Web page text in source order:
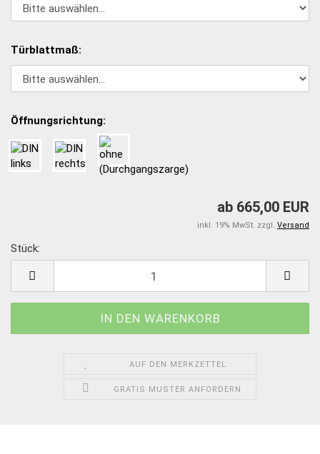
Türblattmaß:
Öffnungsrichtung:
ab 665,00 EUR
inkl. 19% MwSt. zzgl. Versand
Stück:
AUF DEN MERKZETTEL
GRATIS MUSTER ANFORDERN